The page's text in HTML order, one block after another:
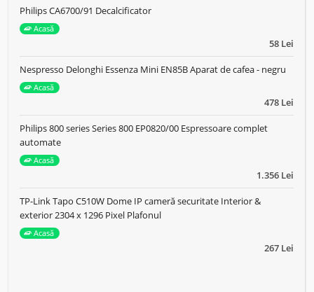
58 Lei
Philips CA6700/91 Decalcificator
Acasă
478 Lei
Nespresso Delonghi Essenza Mini EN85B Aparat de cafea - negru
Acasă
1.356 Lei
Philips 800 series Series 800 EP0820/00 Espressoare complet
automate
Acasă
267 Lei
TP-Link Tapo C510W Dome IP cameră securitate Interior &
exterior 2304 x 1296 Pixel Plafonul
Acasă